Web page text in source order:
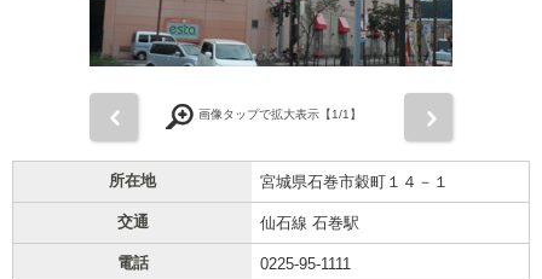
画像タップで拡大表示【1/1】
所在地 宮城県石巻市穀町１４－１
交通 仙石線 石巻駅
電話 0225-95-1111